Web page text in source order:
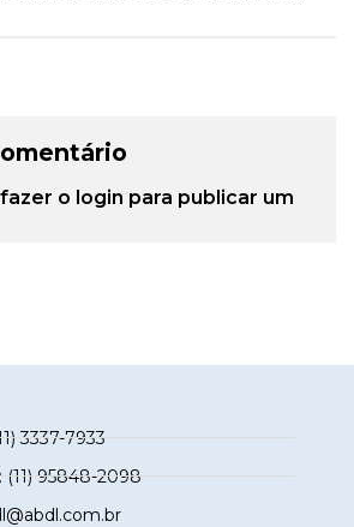
o login para publicar um
3337-7933
95848-2098